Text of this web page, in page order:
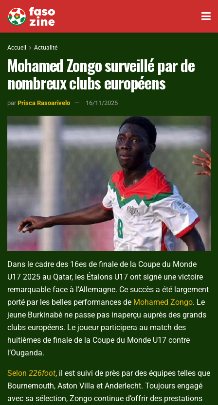
Accueil Actualité
Mohamed Zongo surveillé par de
nombreux clubs européens
par Prisca Rasoarivelo 16/11/2025
Dans le cadre des 16es de finale de la Coupe du Monde
U17 2025 au Qatar, les Étalons U17 ont signé une victoire
remarquable face à l’Allemagne. Ce succès a été largement
porté par les belles performances de Mohamed Zongo. Le
jeune Burkinabè ne passe pas inaperçu auprès des grands
clubs européens. Le joueur participera au match des
huitièmes de finale de la Coupe du Monde U17 contre
l’Ouganda.
Selon 226foot, il est suivi de près par des équipes telles que
Bournemouth, Aston Villa et Anderlecht. Toujours engagé
avec sa sélection, Zongo continue d’offrir des prestations